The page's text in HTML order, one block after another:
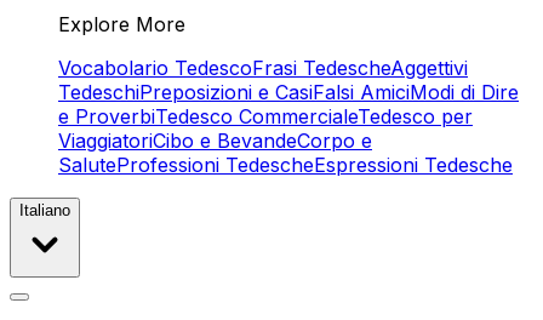
Explore More
Vocabolario TedescoFrasi TedescheAggettivi
TedeschiPreposizioni e CasiFalsi AmiciModi di Dire
e ProverbiTedesco CommercialeTedesco per
ViaggiatoriCibo e BevandeCorpo e
SaluteProfessioni TedescheEspressioni Tedesche
Italiano